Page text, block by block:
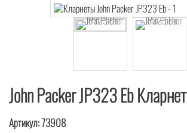
John Packer JP323 Eb Кларнет
Артикул:73908